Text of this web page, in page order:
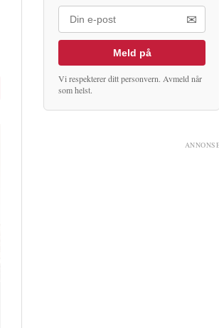
✉
Meld på
Vi respekterer ditt personvern. Avmeld når
som helst.